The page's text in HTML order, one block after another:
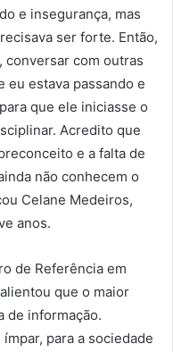
e insegurança, mas
ser forte. Então,
conversar com outras
eu estava passando e
que ele iniciasse o
Acredito que
e a falta de
não conhecem o
Celane Medeiros,
anos.
de Referência em
que o maior
de informação.
para a sociedade